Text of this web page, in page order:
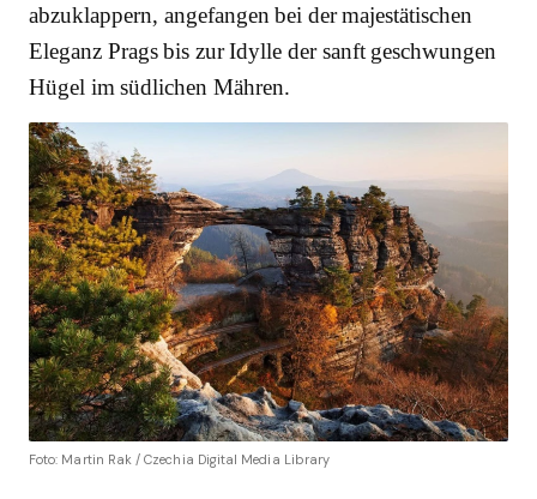
abzuklappern, angefangen bei der majestätischen
Eleganz Prags bis zur Idylle der sanft geschwungen
Hügel im südlichen Mähren.
Foto: Martin Rak / Czechia Digital Media Library